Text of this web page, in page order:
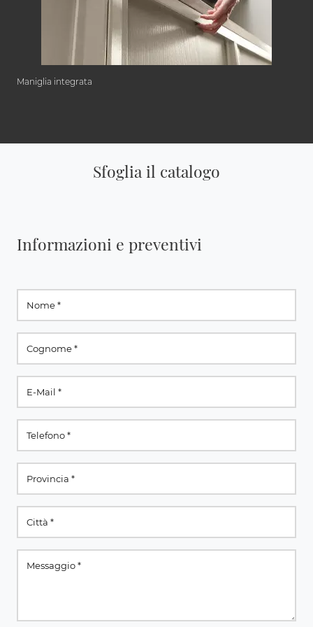
Maniglia integrata
Sfoglia il catalogo
Informazioni e preventivi